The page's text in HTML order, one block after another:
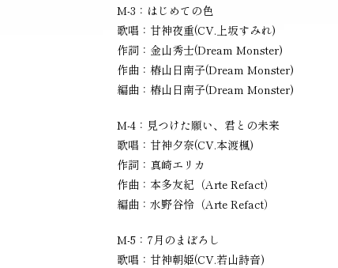
M-3：はじめての色
歌唱：甘神夜重(CV.上坂すみれ)
作詞：金山秀士(Dream Monster)
作曲：椿山日南子(Dream Monster)
編曲：椿山日南子(Dream Monster)
M-4：見つけた願い、君との未来
歌唱：甘神夕奈(CV.本渡楓)
作詞：真崎エリカ
作曲：本多友紀（Arte Refact）
編曲：水野谷怜（Arte Refact）
M-5：7月のまぼろし
歌唱：甘神朝姫(CV.若山詩音)